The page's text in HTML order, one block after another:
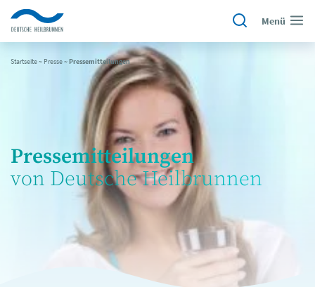
Menü
Startseite~ Presse~Pressemitteilungen
Pressemitteilungen
von Deutsche Heilbrunnen